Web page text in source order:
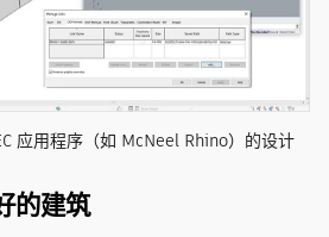
应用程序（如 McNeel Rhino）的设计
的建筑